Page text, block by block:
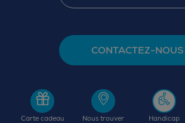
CONTACTEZ-NOUS
Carte cadeau Nous trouver Handicap